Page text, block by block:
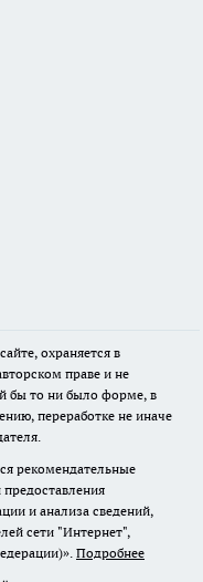
охраняется в
праве и не
бы то ни было форме, в
переработке не иначе
рекомендательные
и анализа сведений,
сети "Интернет",
Подробнее